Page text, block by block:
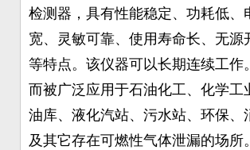
检测器，具有性能稳定、功耗低、
宽、灵敏可靠、使用寿命长、无源
等特点。该仪器可以长期连续工作
而被广泛应用于石油化工、化学工
油库、液化汽站、污水站、环保、
及其它存在可燃性气体泄漏的场所